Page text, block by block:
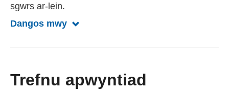
sgwrs ar-lein.
Dangos mwy Dangos llai am sgwrs ar-lein
Trefnu apwyntiad